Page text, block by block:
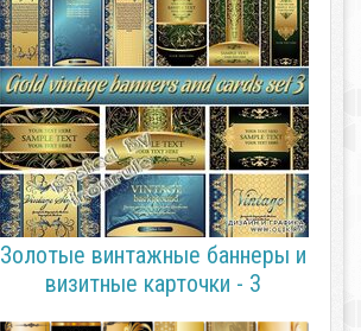
Золотые винтажные баннеры и
визитные карточки - 3